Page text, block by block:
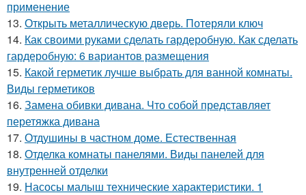
применение
13. Открыть металлическую дверь. Потеряли ключ
14. Как своими руками сделать гардеробную. Как сделать
гардеробную: 6 вариантов размещения
15. Какой герметик лучше выбрать для ванной комнаты.
Виды герметиков
16. Замена обивки дивана. Что собой представляет
перетяжка дивана
17. Отдушины в частном доме. Естественная
18. Отделка комнаты панелями. Виды панелей для
внутренней отделки
19. Насосы малыш технические характеристики. 1